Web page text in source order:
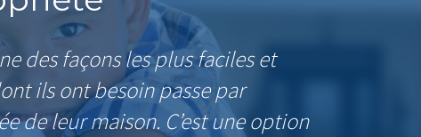
des façons les plus faciles et
ils ont besoin passe par
de leur maison. C’est une option